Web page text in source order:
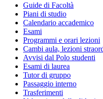
Guide di Facoltà
Piani di studio
Calendario accademico
Esami
Programmi e orari lezioni
Cambi aula, lezioni
Avvisi dal Polo studenti
Esami di laurea
Tutor di gruppo
Passaggio interno
Trasferimenti